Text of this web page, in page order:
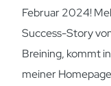
Februar 2024!
Success-Story
Breining, kommt
meiner